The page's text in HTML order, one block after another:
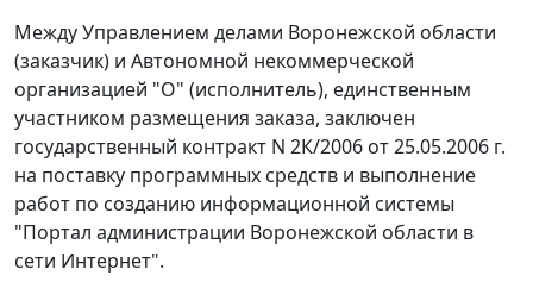
Между Управлением делами Воронежской области
(заказчик) и Автономной некоммерческой
организацией "О" (исполнитель), единственным
участником размещения заказа, заключен
государственный контракт N 2К/2006 от 25.05.2006 г.
на поставку программных средств и выполнение
работ по созданию информационной системы
"Портал администрации Воронежской области в
сети Интернет".